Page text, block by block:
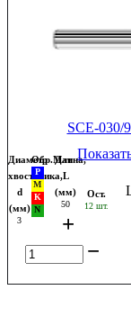
SCE-030/
Диаметр
хвостовика,
d
(мм)
3
Обр.МатДлина,
L
(мм)
50
Ост.
12 шт.
+
−